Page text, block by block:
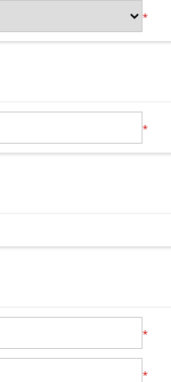
*
*
*
*